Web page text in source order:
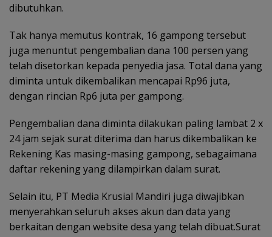
dibutuhkan.
Tak hanya memutus kontrak, 16 gampong tersebut
juga menuntut pengembalian dana 100 persen yang
telah disetorkan kepada penyedia jasa. Total dana yang
diminta untuk dikembalikan mencapai Rp96 juta,
dengan rincian Rp6 juta per gampong.
Pengembalian dana diminta dilakukan paling lambat 2 x
24 jam sejak surat diterima dan harus dikembalikan ke
Rekening Kas masing-masing gampong, sebagaimana
daftar rekening yang dilampirkan dalam surat.
Selain itu, PT Media Krusial Mandiri juga diwajibkan
menyerahkan seluruh akses akun dan data yang
berkaitan dengan website desa yang telah dibuat.Surat